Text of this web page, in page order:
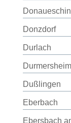
Donzdorf
Durlach
Durmersheim
Dußlingen
Eberbach
Ebersbach